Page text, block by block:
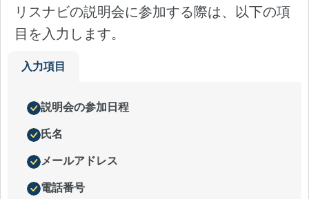
リスナビの説明会に参加する際は、以下の項
目を入力します。
入力項目
説明会の参加日程
氏名
メールアドレス
電話番号